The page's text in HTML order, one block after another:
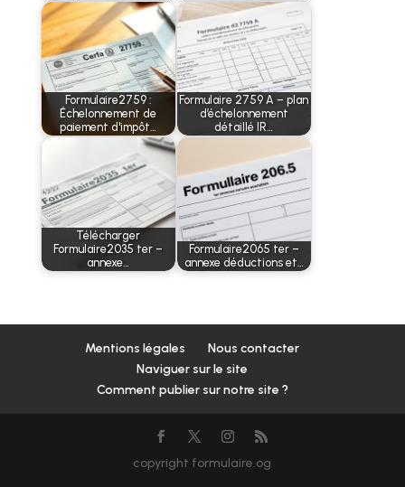
Formulaire2759 :
Échelonnement de
paiement d'impôt…
Formulaire 2759 A – plan
d’échelonnement
détaillé IR…
Télécharger
Formulaire2035 ter –
annexe…
Formulaire2065 ter –
annexe déductions et…
Mentions légales
Nous contacter
Naviguer sur le site
Comment publier sur notre site ?
copyright formulaire.og